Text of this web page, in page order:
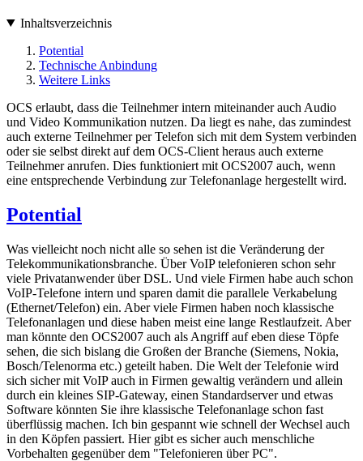
Inhaltsverzeichnis
Potential
Technische Anbindung
Weitere Links
OCS erlaubt, dass die Teilnehmer intern miteinander auch Audio
und Video Kommunikation nutzen. Da liegt es nahe, das zumindest
auch externe Teilnehmer per Telefon sich mit dem System verbinden
oder sie selbst direkt auf dem OCS-Client heraus auch externe
Teilnehmer anrufen. Dies funktioniert mit OCS2007 auch, wenn
eine entsprechende Verbindung zur Telefonanlage hergestellt wird.
Potential
Was vielleicht noch nicht alle so sehen ist die Veränderung der
Telekommunikationsbranche. Über VoIP telefonieren schon sehr
viele Privatanwender über DSL. Und viele Firmen habe auch schon
VoIP-Telefone intern und sparen damit die parallele Verkabelung
(Ethernet/Telefon) ein. Aber viele Firmen haben noch klassische
Telefonanlagen und diese haben meist eine lange Restlaufzeit. Aber
man könnte den OCS2007 auch als Angriff auf eben diese Töpfe
sehen, die sich bislang die Großen der Branche (Siemens, Nokia,
Bosch/Telenorma etc.) geteilt haben. Die Welt der Telefonie wird
sich sicher mit VoIP auch in Firmen gewaltig verändern und allein
durch ein kleines SIP-Gateway, einen Standardserver und etwas
Software könnten Sie ihre klassische Telefonanlage schon fast
überflüssig machen. Ich bin gespannt wie schnell der Wechsel auch
in den Köpfen passiert. Hier gibt es sicher auch menschliche
Vorbehalten gegenüber dem "Telefonieren über PC".